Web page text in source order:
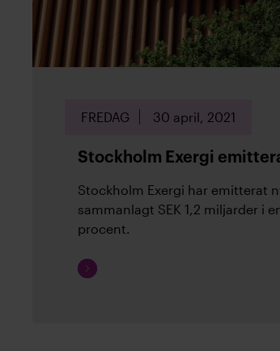
FREDAG 30 april, 2021
Stockholm Exergi
Stockholm Exergi har emitterat
sammanlagt SEK 1,2 miljarder i
procent.
Fortsätt